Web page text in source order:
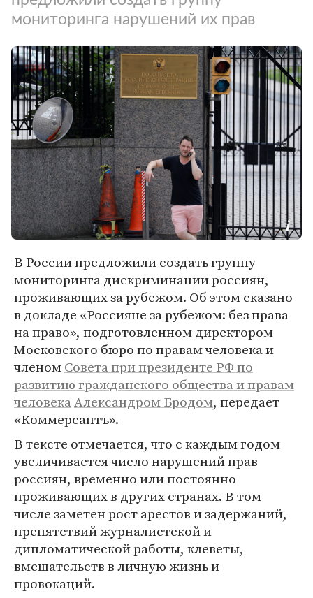
мониторинга нарушений их прав
В России предложили создать группу
мониторинга дискриминации россиян,
проживающих за рубежом. Об этом сказано
в докладе «Россияне за рубежом: без права
на право», подготовленном директором
Московского бюро по правам человека и
членомСовета при президенте РФ по
развитию гражданского общества и правам
человекаАлександром Бродом, передает
«Коммерсантъ».
В тексте отмечается, что с каждым годом
увеличивается число нарушений прав
россиян, временно или постоянно
проживающих в других странах. В том
числе заметен рост арестов и задержаний,
препятствий журналистской и
дипломатической работы, клеветы,
вмешательств в личную жизнь и
провокаций.